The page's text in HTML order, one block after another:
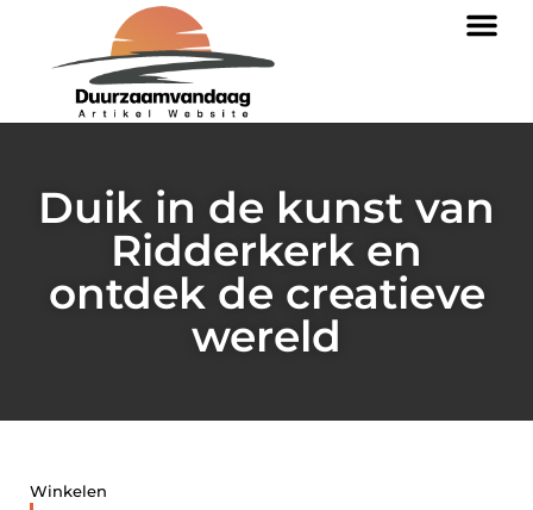
Duik in de kunst van
Ridderkerk en
ontdek de creatieve
wereld
Winkelen